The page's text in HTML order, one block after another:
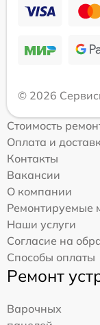
© 2026
Стоимость
Оплата и
Контакты
Вакансии
О компании
Ремонтируемые
Наши услуги
Согласие на
Способы оплаты
Ремонт
Варочных